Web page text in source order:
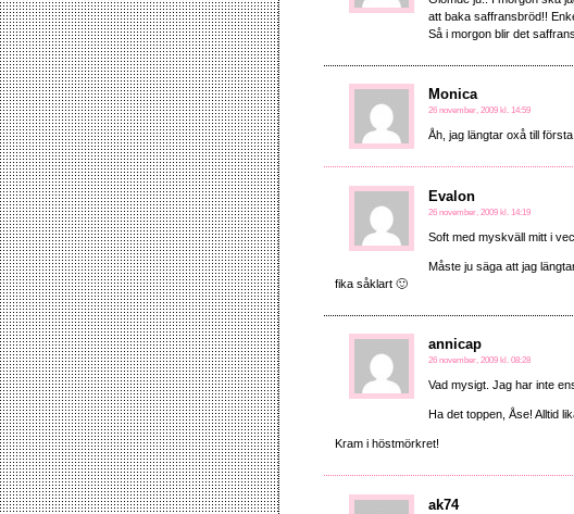
att baka saffransbröd!!
Så i morgon blir det
Monica
26 november, 2009 kl. 14:59
Åh, jag längtar oxå till
Evalon
26 november, 2009 kl. 14:19
Soft med myskväll mitt i
Måste ju säga att jag
fika såklart 🙂
annicap
26 november, 2009 kl. 08:28
Vad mysigt. Jag har inte
Ha det toppen, Åse! Alltid
Kram i höstmörkret!
ak74